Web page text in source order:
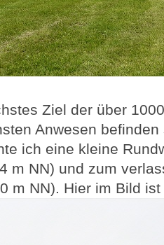
Ziel der über
Anwesen
ich eine kleine
m NN) und zum
m NN). Hier im Bild